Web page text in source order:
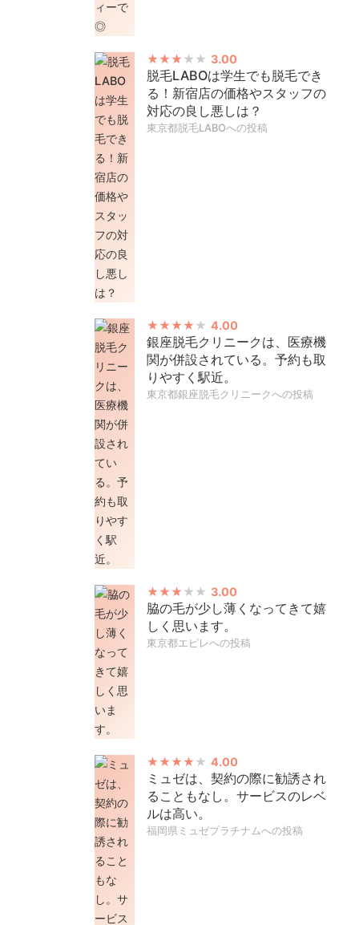
3.00
脱毛LABOは学生でも脱毛でき
る！新宿店の価格やスタッフの
対応の良し悪しは？
東京都脱毛LABOへの投稿
4.00
銀座脱毛クリニークは、医療機
関が併設されている。予約も取
りやすく駅近。
東京都銀座脱毛クリニークへの投稿
3.00
脇の毛が少し薄くなってきて嬉
しく思います。
東京都エピレへの投稿
4.00
ミュゼは、契約の際に勧誘され
ることもなし。サービスのレベ
ルは高い。
福岡県ミュゼプラチナムへの投稿